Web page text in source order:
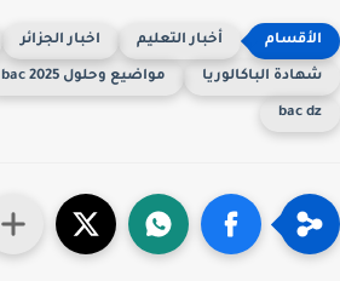
أخبار التعليم اخبار الجزائر
الباكالوريا مواضيع وحلول 2025 bac
bac